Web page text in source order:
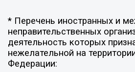
* Перечень иностранных и
неправительственных
деятельность которых
нежелательной на
Федерации: